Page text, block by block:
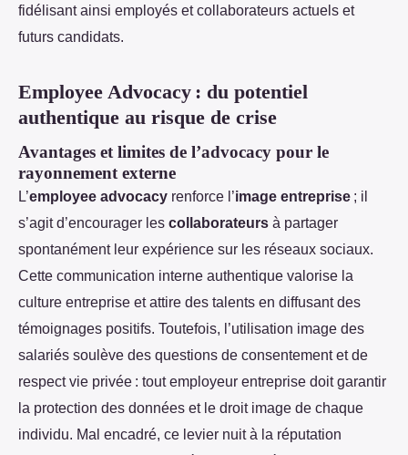
fidélisant ainsi employés et collaborateurs actuels et
futurs candidats.
Employee Advocacy : du potentiel
authentique au risque de crise
Avantages et limites de l’advocacy pour le
rayonnement externe
L’employee advocacy renforce l’image entreprise ; il
s’agit d’encourager les collaborateurs à partager
spontanément leur expérience sur les réseaux sociaux.
Cette communication interne authentique valorise la
culture entreprise et attire des talents en diffusant des
témoignages positifs. Toutefois, l’utilisation image des
salariés soulève des questions de consentement et de
respect vie privée : tout employeur entreprise doit garantir
la protection des données et le droit image de chaque
individu. Mal encadré, ce levier nuit à la réputation